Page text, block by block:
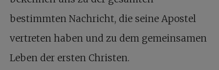
bestimmten Nachricht, die seine Apostel
vertreten haben und zu dem gemeinsamen
Leben der ersten Christen.